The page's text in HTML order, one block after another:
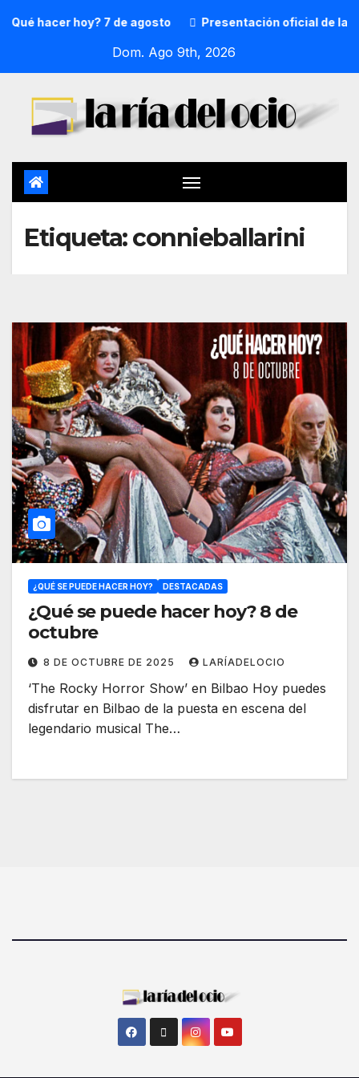
hacer hoy? 7 de agosto Presentación oficial de la
Dom. Ago 9th, 2026
Etiqueta:connieballarini
¿QUÉ SE PUEDE HACER HOY? DESTACADAS
¿Qué se puede hacer hoy? 8 de
octubre
8 DE OCTUBRE DE 2025 LARÍADELOCIO
‘The Rocky Horror Show’ en Bilbao Hoy puedes
disfrutar en Bilbao de la puesta en escena del
legendario musical The…